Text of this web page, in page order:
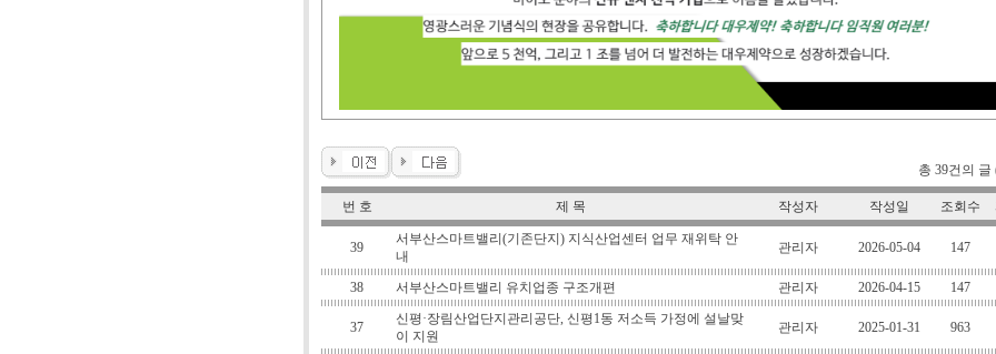
총 39건의 글
번 호 제 목 작성자 작성일 조회수
39
서부산스마트밸리(기존단지) 지식산업센터 업무 재위탁 안
내
관리자 2026-05-04 147
38 서부산스마트밸리 유치업종 구조개편 관리자 2026-04-15 147
37
신평·장림산업단지관리공단, 신평1동 저소득 가정에 설날맞
이 지원
관리자 2025-01-31 963